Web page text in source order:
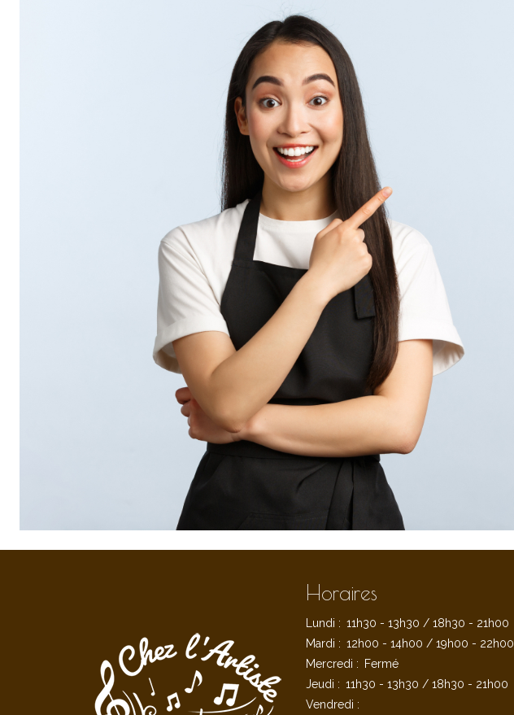
Horaires
Lundi : 11h30 - 13h30 / 18h30 - 21h00
Mardi : 12h00 - 14h00 / 19h00 - 22h00
Mercredi :
Fermé
Jeudi : 11h30 - 13h30 / 18h30 - 21h00
Vendredi :